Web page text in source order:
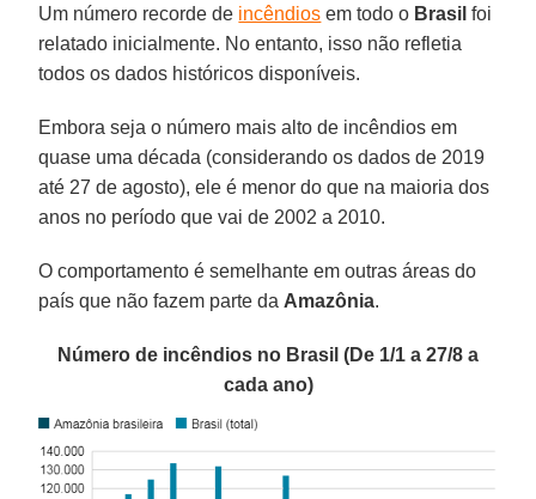
Um número recorde de incêndios em todo o Brasil foi
relatado inicialmente. No entanto, isso não refletia
todos os dados históricos disponíveis.
Embora seja o número mais alto de incêndios em
quase uma década (considerando os dados de 2019
até 27 de agosto), ele é menor do que na maioria dos
anos no período que vai de 2002 a 2010.
O comportamento é semelhante em outras áreas do
país que não fazem parte da Amazônia.
Número de incêndios no Brasil (De 1/1 a 27/8 a
cada ano)